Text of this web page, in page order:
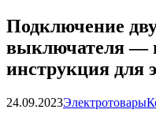
Подключение
выключателя —
инструкция для
24.09.2023Электротовары